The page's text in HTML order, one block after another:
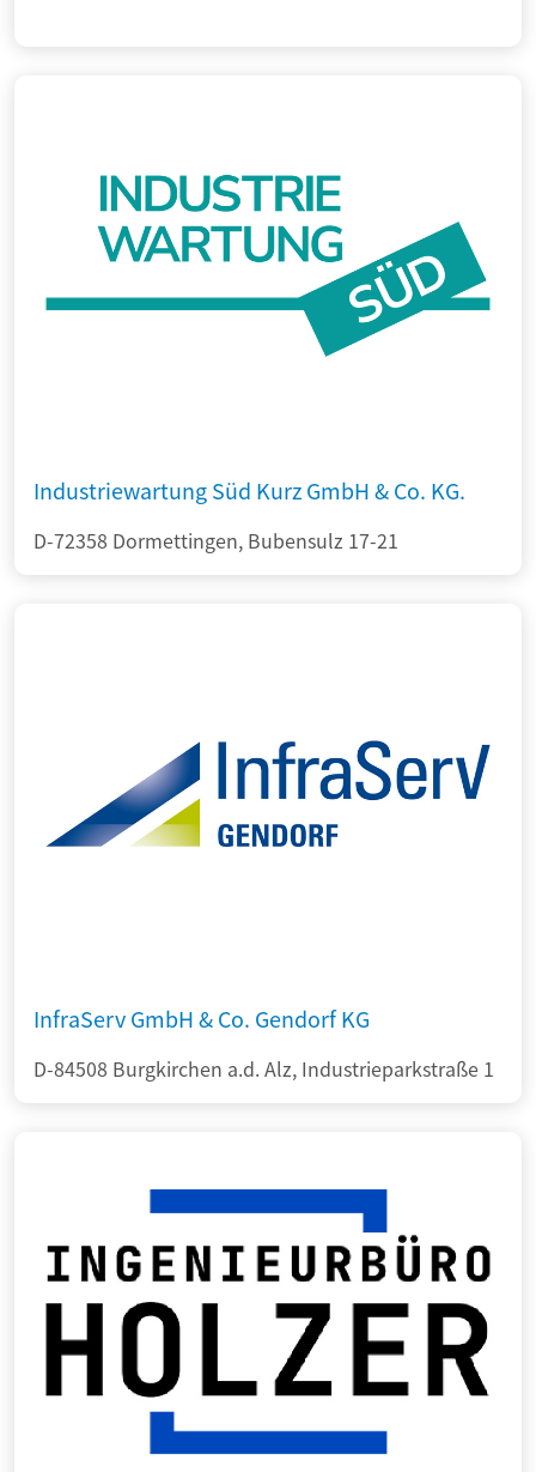
Industriewartung Süd Kurz GmbH & Co. KG.
D-72358 Dormettingen, Bubensulz 17-21
InfraServ GmbH & Co. Gendorf KG
D-84508 Burgkirchen a.d. Alz, Industrieparkstraße 1